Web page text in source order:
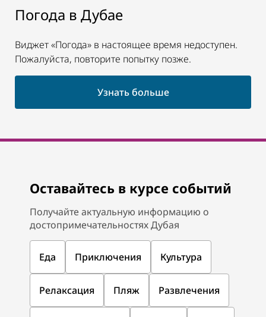
Погода в Дубае
Виджет «Погода» в настоящее время недоступен.
Пожалуйста, повторите попытку позже.
Узнать больше
Оставайтесь в курсе событий
Получайте актуальную информацию о
достопримечательностях Дубая
Еда Приключения Культура
Релаксация Пляж Развлечения